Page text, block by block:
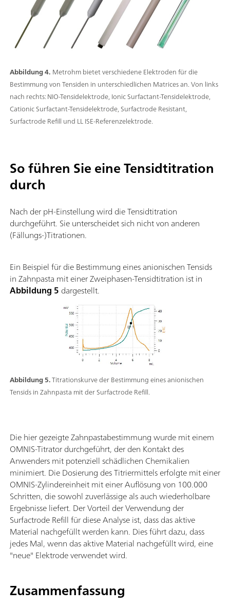
Abbildung 4. Metrohm bietet verschiedene Elektroden für die
Bestimmung von Tensiden in unterschiedlichen Matrices an. Von links
nach rechts: NIO-Tensidelektrode, Ionic Surfactant-Tensidelektrode,
Cationic Surfactant-Tensidelektrode, Surfactrode Resistant,
Surfactrode Refill und LL ISE-Referenzelektrode.
Abbildung 5.Titrationskurve der Bestimmung eines anionischen
Tensids in Zahnpasta mit der Surfactrode Refill.
So führen Sie eine Tensidtitration
durch
Nach der pH-Einstellung wird die Tensidtitration
durchgeführt. Sie unterscheidet sich nicht von anderen
(Fällungs-)Titrationen.
Ein Beispiel für die Bestimmung eines anionischen Tensids
in Zahnpasta mit einer Zweiphasen-Tensidtitration ist in
Abbildung 5 dargestellt.
Die hier gezeigte Zahnpastabestimmung wurde mit einem
OMNIS-Titrator durchgeführt, der den Kontakt des
Anwenders mit potenziell schädlichen Chemikalien
minimiert. Die Dosierung des Titriermittels erfolgte mit einer
OMNIS-Zylindereinheit mit einer Auflösung von 100.000
Schritten, die sowohl zuverlässige als auch wiederholbare
Ergebnisse liefert. Der Vorteil der Verwendung der
Surfactrode Refill für diese Analyse ist, dass das aktive
Material nachgefüllt werden kann. Dies führt dazu, dass
jedes Mal, wenn das aktive Material nachgefüllt wird, eine
"neue" Elektrode verwendet wird.
Zusammenfassung